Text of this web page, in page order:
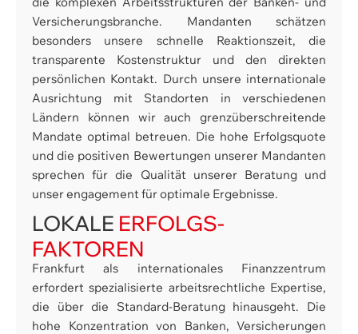
Versicherungsbranche. Mandanten schätzen
besonders unsere schnelle Reaktionszeit, die
transparente Kostenstruktur und den direkten
persönlichen Kontakt. Durch unsere internationale
Ausrichtung mit Standorten in verschiedenen
Ländern können wir auch grenzüberschreitende
Mandate optimal betreuen. Die hohe Erfolgsquote
und die positiven Bewertungen unserer Mandanten
sprechen für die Qualität unserer Beratung und
unser engagement für optimale Ergebnisse.
LOKALE ERFOLGS­
FAKTOREN
Frankfurt als internationales Finanzzentrum
erfordert spezialisierte arbeitsrechtliche Expertise,
die über die Standard-Beratung hinausgeht. Die
hohe Konzentration von Banken, Versicherungen